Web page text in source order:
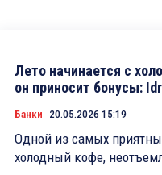
Лето начинается с
он приносит бонусы:
Банки 20.05.2026 15:19
Одной из самых
холодный кофе,